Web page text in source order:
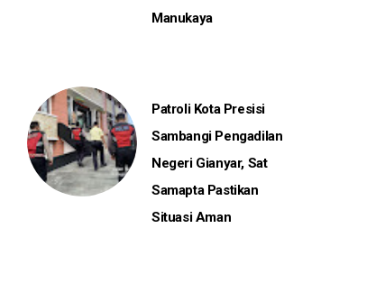
Manukaya
Patroli Kota Presisi
Sambangi Pengadilan
Negeri Gianyar, Sat
Samapta Pastikan
Situasi Aman